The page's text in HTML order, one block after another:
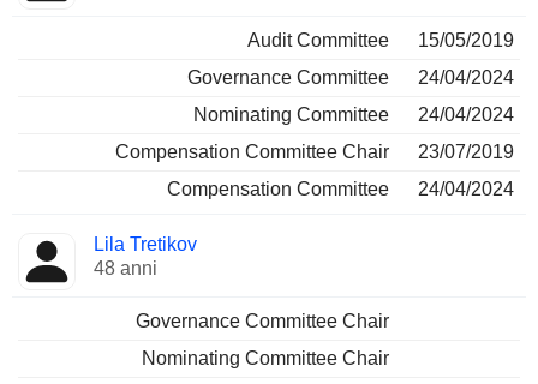
Audit Committee
15/05/2019
Governance Committee
24/04/2024
Nominating Committee
24/04/2024
Compensation Committee Chair
23/07/2019
Compensation Committee
24/04/2024
Lila Tretikov
48 anni
Governance Committee Chair
Nominating Committee Chair